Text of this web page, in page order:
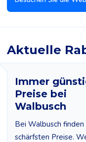
Aktuelle
Immer
Preise bei
Walbusch
Bei Walbusch finden
schärfsten Preise.